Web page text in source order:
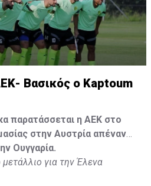
Tomovic, Καψής, Sol,
Pons, Εγγλέζου, Facundo,
Kovacs, Navratil, Raul, Szor,
Czekus, Ilievski,
Kovasic, Jovicic, Szeles,
Mesanovic.
Βασικός ο Kaptoum
παρατάσσεται η ΑΕΚ στο
στην Αυστρία απέναντι
Ουγγαρία.
για την Έλενα